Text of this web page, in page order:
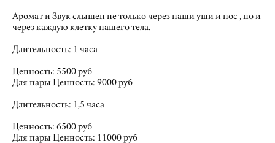
Аромат и Звук слышен не только через наши уши и нос , но и
через каждую клетку нашего тела.
Длительность: 1 часа
Ценность: 5500 руб
Для пары Ценность: 9000 руб
Длительность: 1,5 часа
Ценность: 6500 руб
Для пары Ценность: 11000 руб